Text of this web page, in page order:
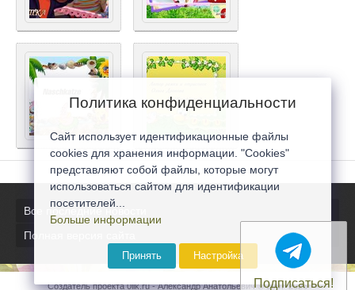
Все последние новости
Полная версия сайта
Создатель проекта 0lik.ru - Александр Анатольевич © 2007-2026
Подписаться!
Политика конфиденциальности
Сайт использует идентификационные файлы
cookies для хранения информации. "Cookies"
представляют собой файлы, которые могут
использоваться сайтом для идентификации
посетителей...
Больше информации
Принять Настройка